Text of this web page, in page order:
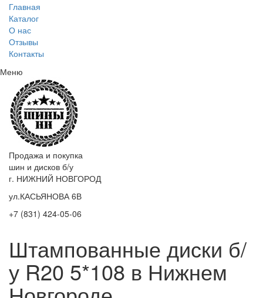
Главная
Каталог
О нас
Отзывы
Контакты
Меню
Продажа и покупка
шин и дисков б/у
г. НИЖНИЙ НОВГОРОД
ул.КАСЬЯНОВА 6В
+7 (831) 424-05-06
Штампованные диски б/
у R20 5*108 в Нижнем